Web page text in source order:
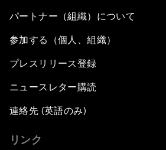
パートナー（組織）について
参加する（個人、組織）
プレスリリース登録
ニュースレター購読
連絡先 (英語のみ)
リンク